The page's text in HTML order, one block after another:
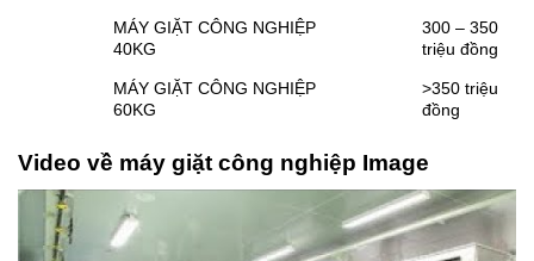
MÁY GIẶT CÔNG NGHIỆP
40KG
300 – 350
triệu đồng
MÁY GIẶT CÔNG NGHIỆP
60KG
>350 triệu
đồng
Video về máy giặt công nghiệp Image